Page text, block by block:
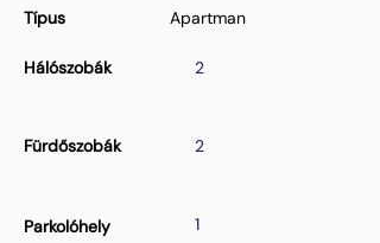
Típus
Hálószobák
Apartman
2
Fürdőszobák 2
Parkolóhely 1